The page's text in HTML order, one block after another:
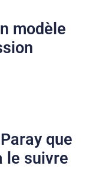
modèle
que
le suivre